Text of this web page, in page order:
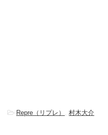
-Repre（リプレ） , 村木大介